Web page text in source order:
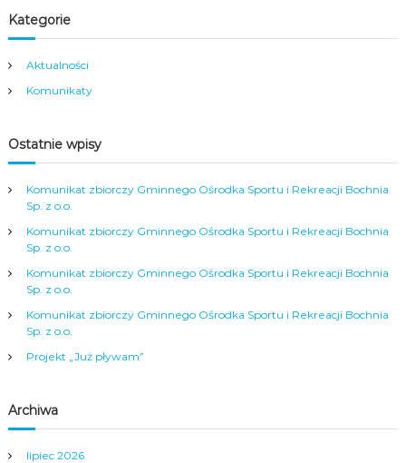
i
g
a
c
j
a
w
p
i
u
Kategorie
Aktualności
Komunikaty
Ostatnie wpisy
Komunikat zbiorczy Gminnego Ośrodka Sportu i Rekreacji Bochnia
Sp. z o.o.
Komunikat zbiorczy Gminnego Ośrodka Sportu i Rekreacji Bochnia
Sp. z o.o.
Komunikat zbiorczy Gminnego Ośrodka Sportu i Rekreacji Bochnia
Sp. z o.o.
Komunikat zbiorczy Gminnego Ośrodka Sportu i Rekreacji Bochnia
Sp. z o.o.
Projekt „Już pływam”
Archiwa
lipiec 2026